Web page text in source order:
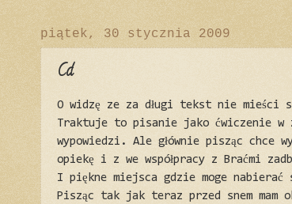
piątek, 30 stycznia 2009
Cd
O widzę ze za długi tekst nie mieści
Traktuje to pisanie jako ćwiczenie w
wypowiedzi. Ale głównie pisząc chce
opiekę i z we współpracy z Braćmi
I piękne miejsca gdzie moge nabierać
Pisząc tak jak teraz przed snem